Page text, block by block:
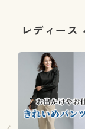
レディース